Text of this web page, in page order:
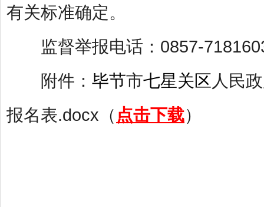
有关标准确定。
监督举报电话：0857-
附件： 毕节市七星关区 人民
报名表.docx（ 点击下载）